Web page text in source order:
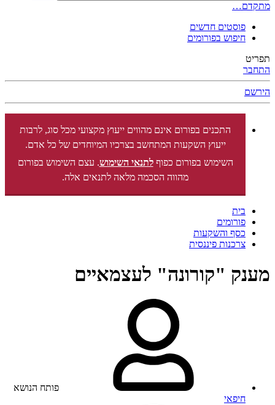
מתקדם…
פוסטים חדשים
חיפוש בפורומים
תפריט
התחבר
הירשם
התכנים בפורום אינם מהווים ייעוץ מקצועי מכל סוג, לרבות
ייעוץ השקעות המתחשב בצרכיו המיוחדים של כל אדם.
השימוש בפורום כפוףלתנאי השימוש. עצם השימוש בפורום
מהווה הסכמה מלאה לתנאים אלה.
בית
פורומים
כסף והשקעות
צרכנות פיננסית
מענק "קורונה" לעצמאיים
פותח הנושא
חיפאי